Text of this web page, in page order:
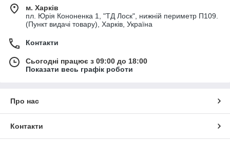
м. Харків
пл. Юрія Кононенка 1, "ТД Лоск", нижній периметр П109.
(Пункт видачі товару), Харків, Україна
Контакти
Сьогодні працює з 09:00 до 18:00
Показати весь графік роботи
Про нас
Контакти